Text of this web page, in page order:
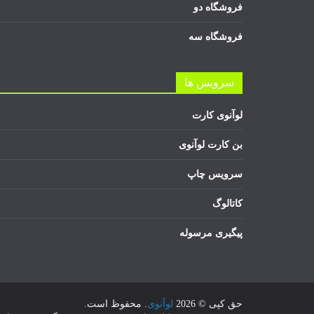
فروشگاه دو
فروشگاه سه
سرویس ها
لوآنوی کارت
بن کارت لوآنوی
سرویس چاپ
کاتالوگ
پیگیری مرسوله
حق کپی © 2026 لوآنوی. محفوظ است.